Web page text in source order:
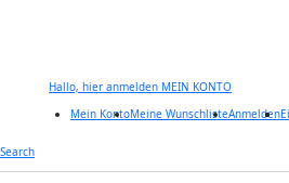
Hallo, hier anmelden MEIN KONTO
Mein KontoMeine WunschlisteAnmelden
Search